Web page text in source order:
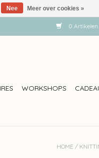
0
WORKSHOPS
HOME /
Nee Meer over cookies »